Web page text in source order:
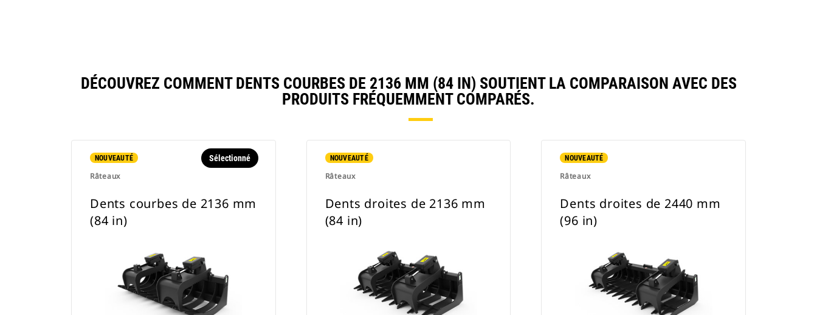
DÉCOUVREZ COMMENT DENTS COURBES DE 2136 MM (84 IN) SOUTIENT LA COMPARAISON AVEC DES
PRODUITS FRÉQUEMMENT COMPARÉS.
NOUVEAUTÉ
Râteaux
Sélectionné
Dents courbes de 2136 mm
(84 in)
NOUVEAUTÉ
Râteaux
Dents droites de 2136 mm
(84 in)
NOUVEAUTÉ
Râteaux
Dents droites de 2440 mm
(96 in)